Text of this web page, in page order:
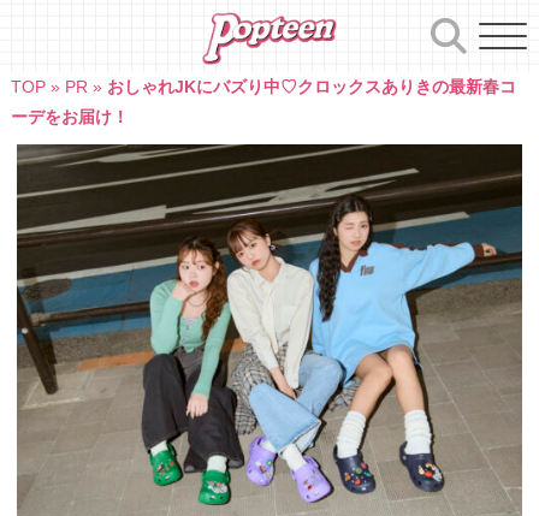
TOP» PR » おしゃれJKにバズり中♡クロックスありきの最新春コ
ーデをお届け！